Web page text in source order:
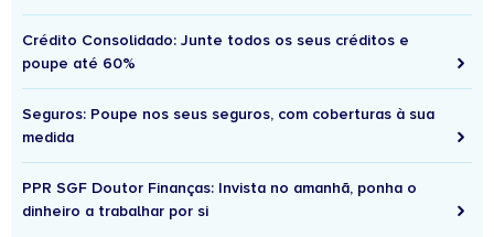
Crédito Consolidado: Junte todos os seus créditos e
poupe até 60%
Seguros: Poupe nos seus seguros, com coberturas à sua
medida
PPR SGF Doutor Finanças: Invista no amanhã, ponha o
dinheiro a trabalhar por si